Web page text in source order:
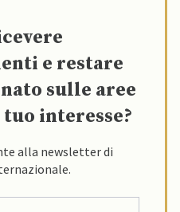
e restare
sulle aree
interesse?
alla newsletter di